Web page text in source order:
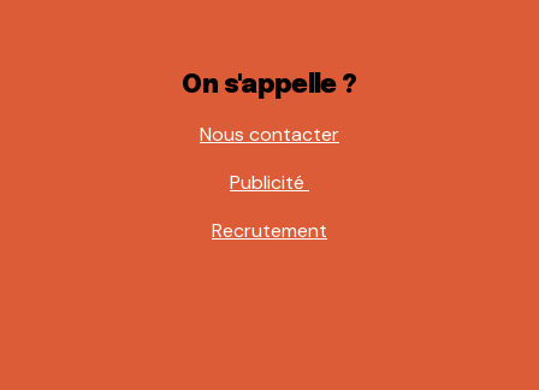
On s'appelle ?
Nous contacter
Publicité
Recrutement